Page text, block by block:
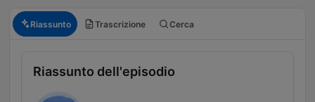
Riassunto Trascrizione Cerca
Riassunto dell'episodio